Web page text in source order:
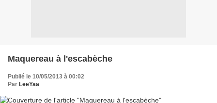
Maquereau à l'escabèche
Publié le 10/05/2013 à 00:02
Par LeeYaa